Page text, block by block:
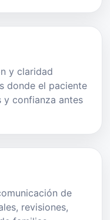
y claridad
donde el paciente
y confianza antes
de
revisiones,